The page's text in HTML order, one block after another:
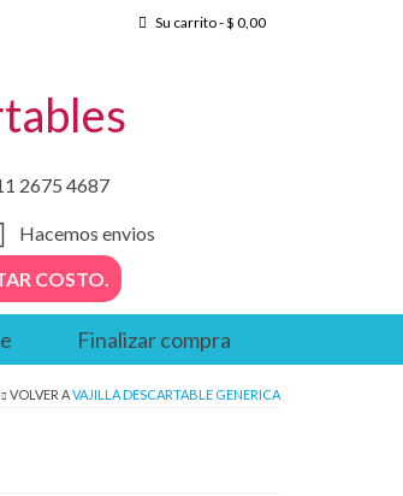
Su carrito-$ 0,00
2675 4687
Hacemos envios
COSTO.
Finalizar compra
VOLVER AVAJILLA DESCARTABLE GENERICA